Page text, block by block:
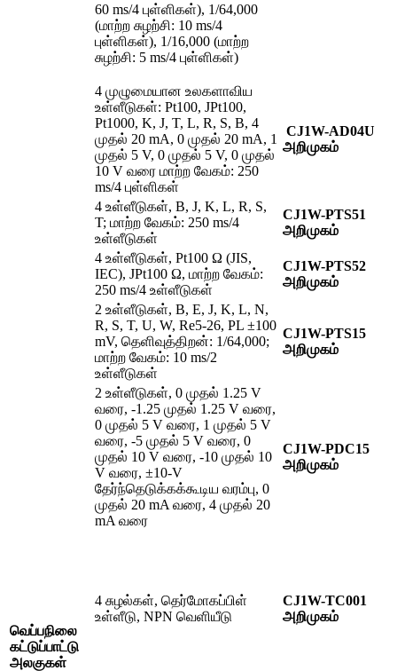
60 ms/4 புள்ளிகள்), 1/64,000
(மாற்ற சுழற்சி: 10 ms/4
புள்ளிகள்), 1/16,000 (மாற்ற
சுழற்சி: 5 ms/4 புள்ளிகள்)
4 முழுமையான உலகளாவிய
உள்ளீடுகள்: Pt100, JPt100,
Pt1000, K, J, T, L, R, S, B, 4
முதல் 20 mA, 0 முதல் 20 mA, 1
முதல் 5 V, 0 முதல் 5 V, 0 முதல்
10 V வரை மாற்ற வேகம்: 250
ms/4 புள்ளிகள்
CJ1W-AD04U
அறிமுகம்
4 உள்ளீடுகள், B, J, K, L, R, S,
T; மாற்ற வேகம்: 250 ms/4
உள்ளீடுகள்
CJ1W-PTS51
அறிமுகம்
4 உள்ளீடுகள், Pt100 Ω (JIS,
IEC), JPt100 Ω, மாற்ற வேகம்:
250 ms/4 உள்ளீடுகள்
CJ1W-PTS52
அறிமுகம்
2 உள்ளீடுகள், B, E, J, K, L, N,
R, S, T, U, W, Re5-26, PL ±100
mV, தெளிவுத்திறன்: 1/64,000;
மாற்ற வேகம்: 10 ms/2
உள்ளீடுகள்
CJ1W-PTS15
அறிமுகம்
2 உள்ளீடுகள், 0 முதல் 1.25 V
வரை, -1.25 முதல் 1.25 V வரை,
0 முதல் 5 V வரை, 1 முதல் 5 V
வரை, -5 முதல் 5 V வரை, 0
முதல் 10 V வரை, -10 முதல் 10
V வரை, ±10-V
தேர்ந்தெடுக்கக்கூடிய வரம்பு, 0
முதல் 20 mA வரை, 4 முதல் 20
mA வரை
CJ1W-PDC15
அறிமுகம்
வெப்பநிலை
கட்டுப்பாட்டு
அலகுகள்
4 சுழல்கள், தெர்மோகப்பிள்
உள்ளீடு, NPN வெளியீடு
CJ1W-TC001
அறிமுகம்